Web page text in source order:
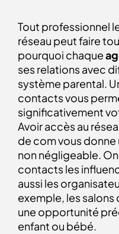
Tout professionnel
réseau peut faire
pourquoi chaque
ses relations avec
système parental.
contacts vous
significativement
Avoir accès au
de com vous donne
non négligeable.
contacts les
aussi les
exemple, les salons
une opportunité
enfant ou bébé.